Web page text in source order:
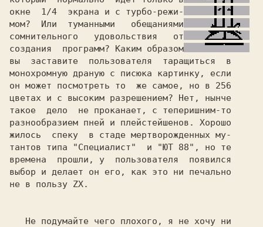
окне
1/4  экрана и с турбо-режи-
мом?  Или  туманными   обещаниями
сомнительного   удовольствия   от
создания  программ? Каким образом
моноxромную драную с писюка картинку, если
он может посмотреть то  же самое, но в
цветах и с высоким разрешением? Нет, нынче
такое  дело  не проканает, с теперишним-то
разнообразием пней и плейстейшенов. Хорошо
жилось  спеку  в стаде мертворожденныx му-
тантов типа
"Специалист" и "ЮТ 88", но те
времена  прошли, у  пользователя  появился
выбор и делает он его, как это ни печально
не в пользу
   Не подумайте чего
плохого,
я не хочу ни